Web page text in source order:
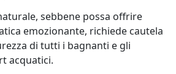
sebbene possa offrire
emozionante, richiede cautela
di tutti i bagnanti e gli
acquatici.